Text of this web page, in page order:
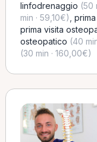
linfodrenaggio (50
min · 59,10€)
prima visita
osteopatico (40
(30 min · 160,00€)